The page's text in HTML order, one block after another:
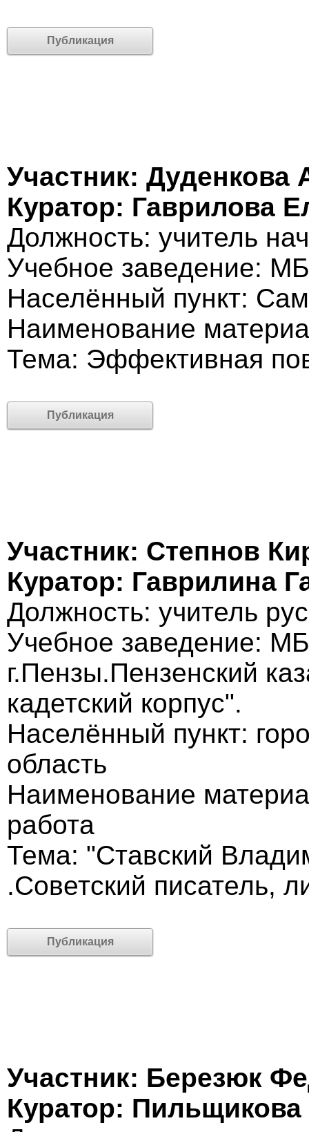
Публикация
Участник: Дуденкова
Куратор: Гаврилова
Должность: учитель
Учебное заведение:
Населённый пункт:
Наименование
Тема: Эффективная
Публикация
Участник: Степнов
Куратор: Гаврилина
Должность: учитель
Учебное заведение:
г.Пензы.Пензенский
кадетский корпус".
Населённый пункт:
область
Наименование
работа
Тема: "Ставский
.Советский писатель,
Публикация
Участник: Березюк
Куратор: